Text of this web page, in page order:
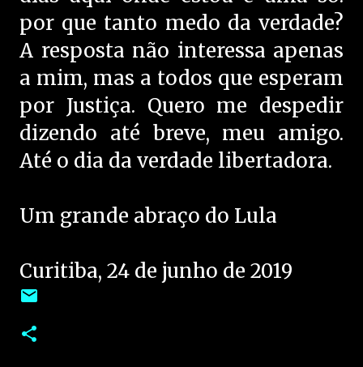
por que tanto medo da verdade?
A resposta não interessa apenas
a mim, mas a todos que esperam
por Justiça. Quero me despedir
dizendo até breve, meu amigo.
Até o dia da verdade libertadora.
Um grande abraço do Lula
Curitiba, 24 de junho de 2019